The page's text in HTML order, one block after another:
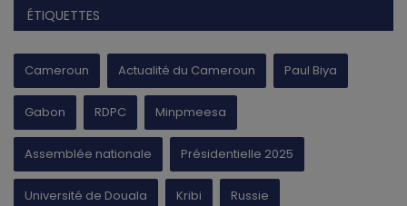
ÉTIQUETTES
Cameroun Actualité du Cameroun Paul Biya
Gabon RDPC Minpmeesa
Assemblée nationale Présidentielle 2025
Université de Douala Kribi Russie